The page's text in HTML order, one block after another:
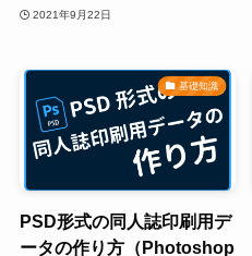
2021年9月22日
基礎知識
PSD形式の同人誌印刷用デ
ータの作り方（Photoshop